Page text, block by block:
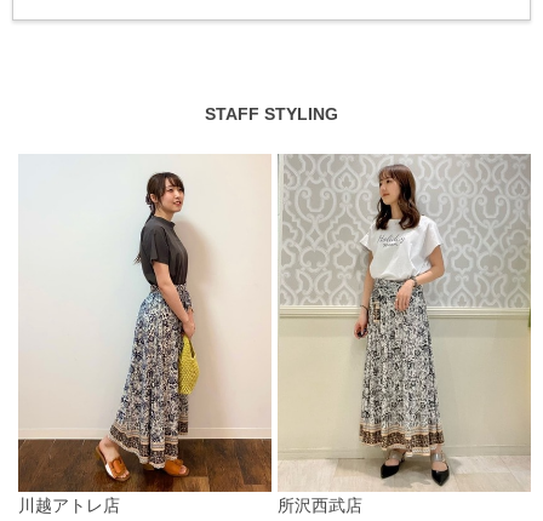
STAFF STYLING
川越アトレ店
所沢西武店